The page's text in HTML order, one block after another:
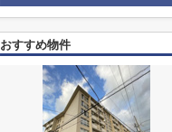
おすすめ物件